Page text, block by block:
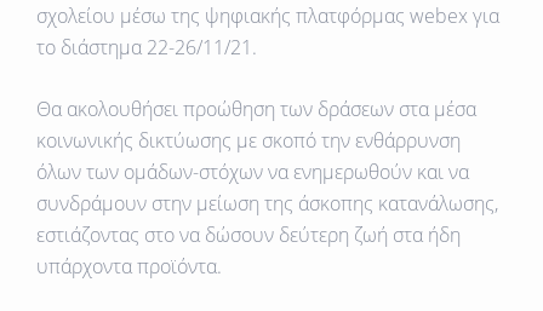
σχολείου μέσω της ψηφιακής πλατφόρμας webex για
το διάστημα 22-26/11/21.
Θα ακολουθήσει προώθηση των δράσεων στα μέσα
κοινωνικής δικτύωσης με σκοπό την ενθάρρυνση
όλων των ομάδων-στόχων να ενημερωθούν και να
συνδράμουν στην μείωση της άσκοπης κατανάλωσης,
εστιάζοντας στο να δώσουν δεύτερη ζωή στα ήδη
υπάρχοντα προϊόντα.